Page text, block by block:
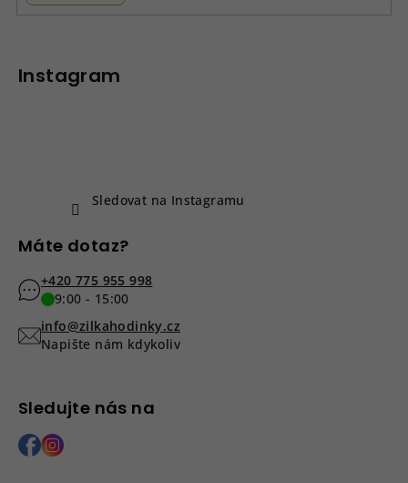
Instagram
Sledovat na Instagramu
Máte dotaz?
+420 775 955 998
9:00 - 15:00
info@zilkahodinky.cz
Napište nám kdykoliv
Sledujte nás na